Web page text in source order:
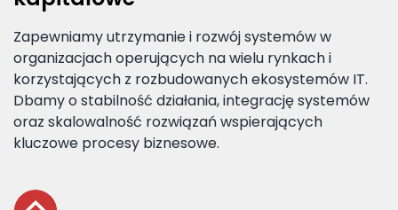
Zapewniamy utrzymanie i rozwój systemów w
organizacjach operujących na wielu rynkach i
korzystających z rozbudowanych ekosystemów IT.
Dbamy o stabilność działania, integrację systemów
oraz skalowalność rozwiązań wspierających
kluczowe procesy biznesowe.